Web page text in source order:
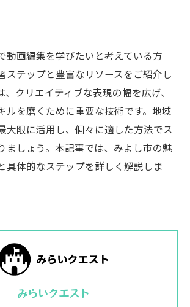
動画編集を学びたいと考えている方
ステップと豊富なリソースをご紹介し
、クリエイティブな表現の幅を広げ、
ルを磨くために重要な技術です。地域
大限に活用し、個々に適した方法でス
ましょう。本記事では、みよし市の魅
具体的なステップを詳しく解説しま
みらいクエスト